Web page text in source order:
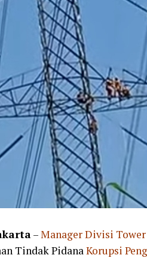
–Manager Divisi
Tindak PidanaKorupsi